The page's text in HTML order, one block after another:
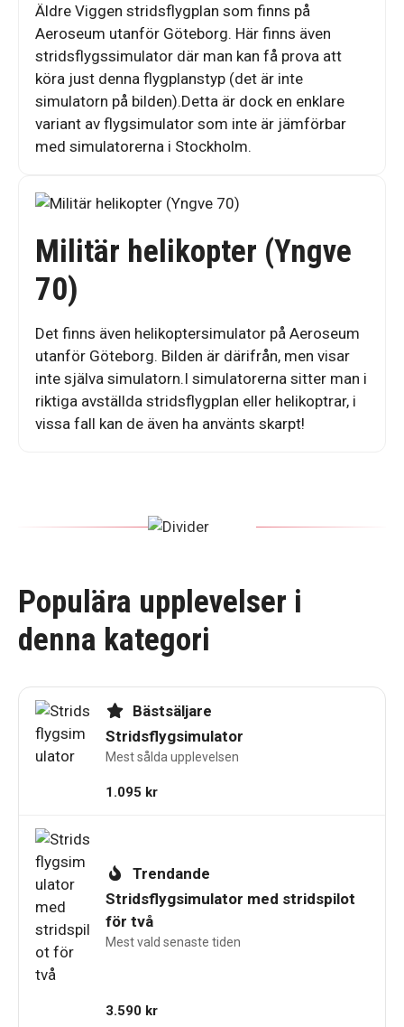
Äldre Viggen stridsflygplan som finns på
Aeroseum utanför Göteborg. Här finns även
stridsflygssimulator där man kan få prova att
köra just denna flygplanstyp (det är inte
simulatorn på bilden).Detta är dock en enklare
variant av flygsimulator som inte är jämförbar
med simulatorerna i Stockholm.
Militär helikopter (Yngve
70)
Det finns även helikoptersimulator på Aeroseum
utanför Göteborg. Bilden är därifrån, men visar
inte själva simulatorn.I simulatorerna sitter man i
riktiga avställda stridsflygplan eller helikoptrar, i
vissa fall kan de även ha använts skarpt!
Populära upplevelser i
denna kategori
Bästsäljare
Stridsflygsimulator
Mest sålda upplevelsen
1.095 kr
Trendande
Stridsflygsimulator med stridspilot
för två
Mest vald senaste tiden
3.590 kr